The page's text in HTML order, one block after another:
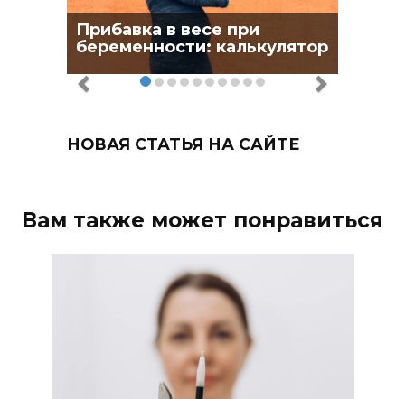
Прибавка в весе при
беременности: калькулятор
НОВАЯ СТАТЬЯ НА САЙТЕ
Вам также может понравиться